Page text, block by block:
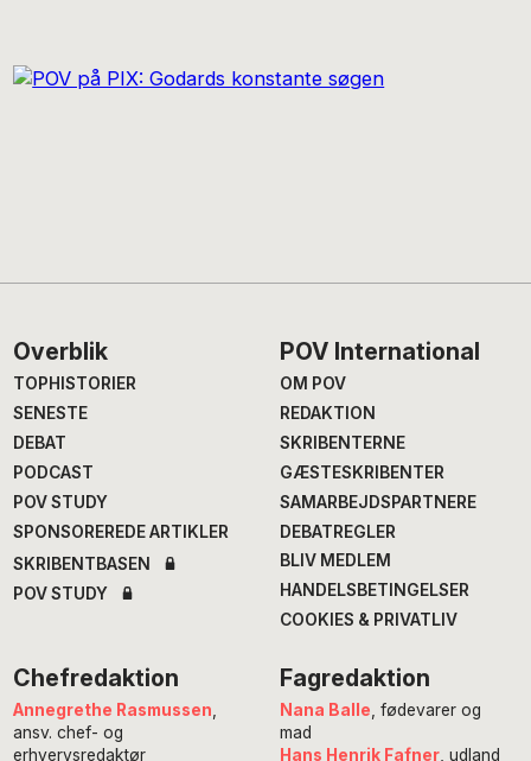
Footer
Overblik
TOPHISTORIER
SENESTE
DEBAT
PODCAST
POV STUDY
SPONSOREREDE ARTIKLER
SKRIBENTBASEN
POV STUDY
POV International
OM POV
REDAKTION
SKRIBENTERNE
GÆSTESKRIBENTER
SAMARBEJDSPARTNERE
DEBATREGLER
BLIV MEDLEM
HANDELSBETINGELSER
COOKIES & PRIVATLIV
Chefredaktion
Annegrethe Rasmussen
ansv. chef- og
erhvervsredaktør
Fagredaktion
Nana Balle , fødevarer og
mad
Hans Henrik Fafner, udland